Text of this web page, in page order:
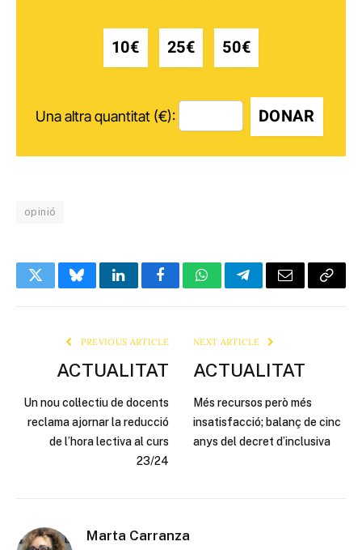
10€ 25€ 50€
Una altra quantitat (€): DONAR
opinió
TwitterBlueskyLinkedInFacebookWhatsAppTelegramEmail Copy
PREVIOUS ARTICLE
ACTUALITAT
Un nou col·lectiu de docents
reclama ajornar la reducció
de l’hora lectiva al curs
23/24
NEXT ARTICLE
ACTUALITAT
Més recursos però més
insatisfacció; balanç de cinc
anys del decret d’inclusiva
Marta Carranza